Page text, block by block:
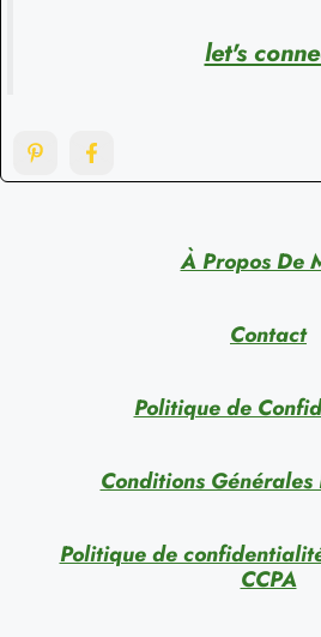
let's
À Propos De
Contact
Politique de
Conditions Générales
Politique de
CCPA